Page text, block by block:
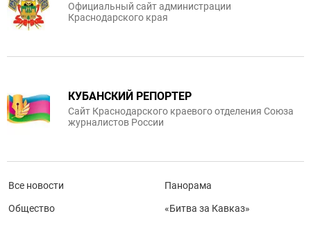
Официальный сайт администрации
Краснодарского края
КУБАНСКИЙ РЕПОРТЕР
Сайт Краснодарского краевого отделения Союза
журналистов России
Все новости
Общество
Панорама
«Битва за Кавказ»